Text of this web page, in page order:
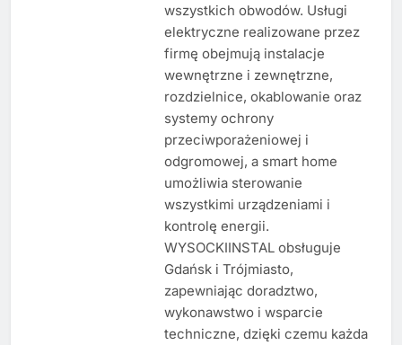
wszystkich obwodów. Usługi
elektryczne realizowane przez
firmę obejmują instalacje
wewnętrzne i zewnętrzne,
rozdzielnice, okablowanie oraz
systemy ochrony
przeciwporażeniowej i
odgromowej, a smart home
umożliwia sterowanie
wszystkimi urządzeniami i
kontrolę energii.
WYSOCKIINSTAL obsługuje
Gdańsk i Trójmiasto,
zapewniając doradztwo,
wykonawstwo i wsparcie
techniczne, dzięki czemu każda